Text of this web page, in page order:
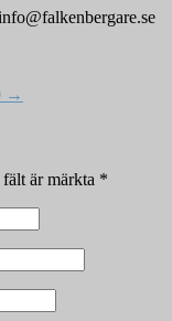
→
är märkta *